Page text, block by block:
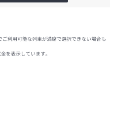
利用可能な列車が満席で選択できない場合も
を表示しています。